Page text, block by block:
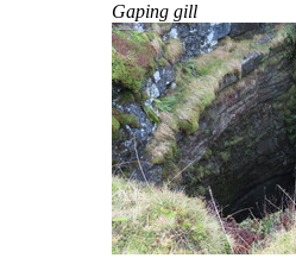
Gaping gill